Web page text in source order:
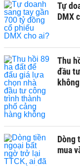
Tự
DMX
Thu
đầu
không
Dòng
mua